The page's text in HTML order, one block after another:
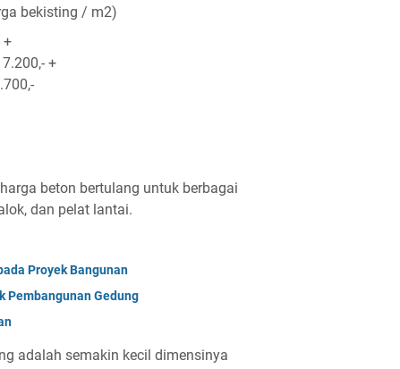
bekisting / m2)
+
+
beton bertulang untuk berbagai
dan pelat lantai.
Proyek Bangunan
Pembangunan Gedung
adalah semakin kecil dimensinya